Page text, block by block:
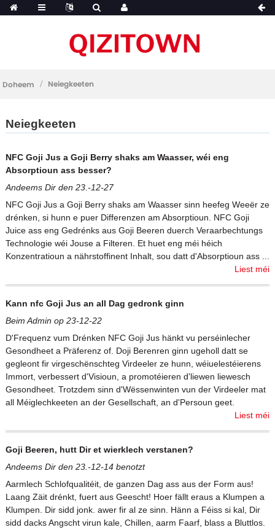
Doheem Neiegkeeten
Neiegkeeten
NFC Goji Jus a Goji Berry shaks am Waasser, wéi eng
Absorptioun ass besser?
Andeems Dir den 23.-12-27
NFC Goji Jus a Goji Berry shaks am Waasser sinn heefeg Weeër ze
drénken, si hunn e puer Differenzen am Absorptioun. NFC Goji
Juice ass eng Gedrénks aus Goji Beeren duerch Veraarbechtungs
Technologie wéi Jouse a Filteren. Et huet eng méi héich
Konzentratioun a nährstoffinent Inhalt, sou datt d'Absorptioun ass ...
Liest méi
Kann nfc Goji Jus an all Dag gedronk ginn
Beim Admin op 23-12-22
D'Frequenz vum Drénken NFC Goji Jus hänkt vu perséinlecher
Gesondheet a Präferenz of. Doji Berenren ginn ugeholl datt se
gegleont fir virgeschënschteg Virdeeler ze hunn, wéiuelestéierens
Immort, verbessert d'Visioun, a promotéieren d'liewen liewesch
Gesondheet. Trotzdem sinn d'Wëssenwinten vun der Virdeeler mat
all Méiglechkeeten an der Gesellschaft, an d'Persoun geet.
Liest méi
Goji Beeren, hutt Dir et wierklech verstanen?
Andeems Dir den 23.-12-14 benotzt
Aarmlech Schlofqualitéit, de ganzen Dag ass aus der Form aus!
Laang Zäit drénkt, fuert aus Geescht! Hoer fällt eraus a Klumpen a
Klumpen. Dir sidd jonk. awer fir al ze sinn. Hänn a Féiss si kal, Dir
sidd dacks Angscht virun kale, Chillen, aarm Faarf, blass a Bluttlos.